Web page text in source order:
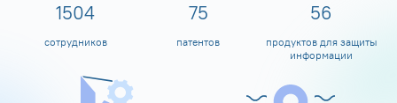
1600
сотрудников
80
патентов
60
продуктов для защиты
информации